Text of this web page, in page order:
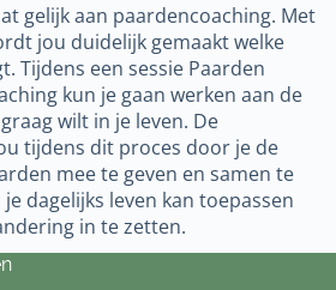
gelijk aan paardencoaching. Met
jou duidelijk gemaakt welke
Tijdens een sessie Paarden
kun je gaan werken aan de
wilt in je leven. De
tijdens dit proces door je de
mee te geven en samen te
dagelijks leven kan toepassen
in te zetten.